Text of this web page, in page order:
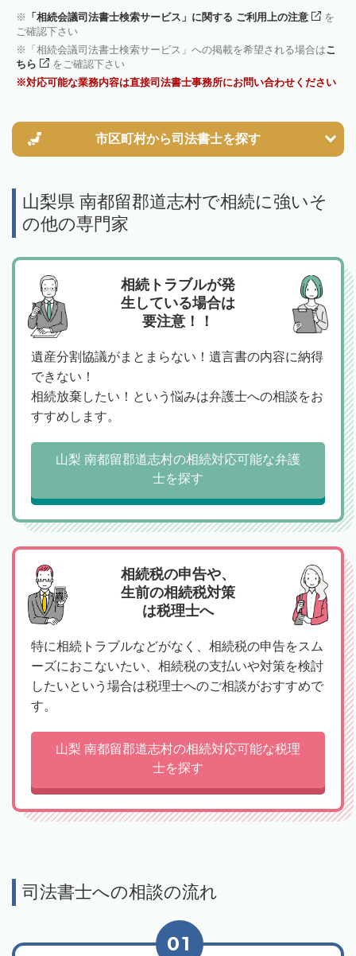
「相続会議司法書士検索サービス」に関する ご利用上の注意
を
ご確認下さい
「相続会議司法書士検索サービス」への掲載を希望される場合はこ
ちら
をご確認下さい
対応可能な業務内容は直接司法書士事務所にお問い合わせください
市区町村から司法書士を探す
山梨県 南都留郡道志村で相続に強いそ
の他の専門家
相続トラブルが発
生している場合は
要注意！！
遺産分割協議がまとまらない！遺言書の内容に納得
できない！
相続放棄したい！という悩みは弁護士への相談をお
すすめします。
山梨 南都留郡道志村の相続対応可能な弁護
士を探す
相続税の申告や、
生前の相続税対策
は税理士へ
特に相続トラブルなどがなく、相続税の申告をスム
ーズにおこないたい、相続税の支払いや対策を検討
したいという場合は税理士へのご相談がおすすめで
す。
山梨 南都留郡道志村の相続対応可能な税理
士を探す
司法書士への相談の流れ
01